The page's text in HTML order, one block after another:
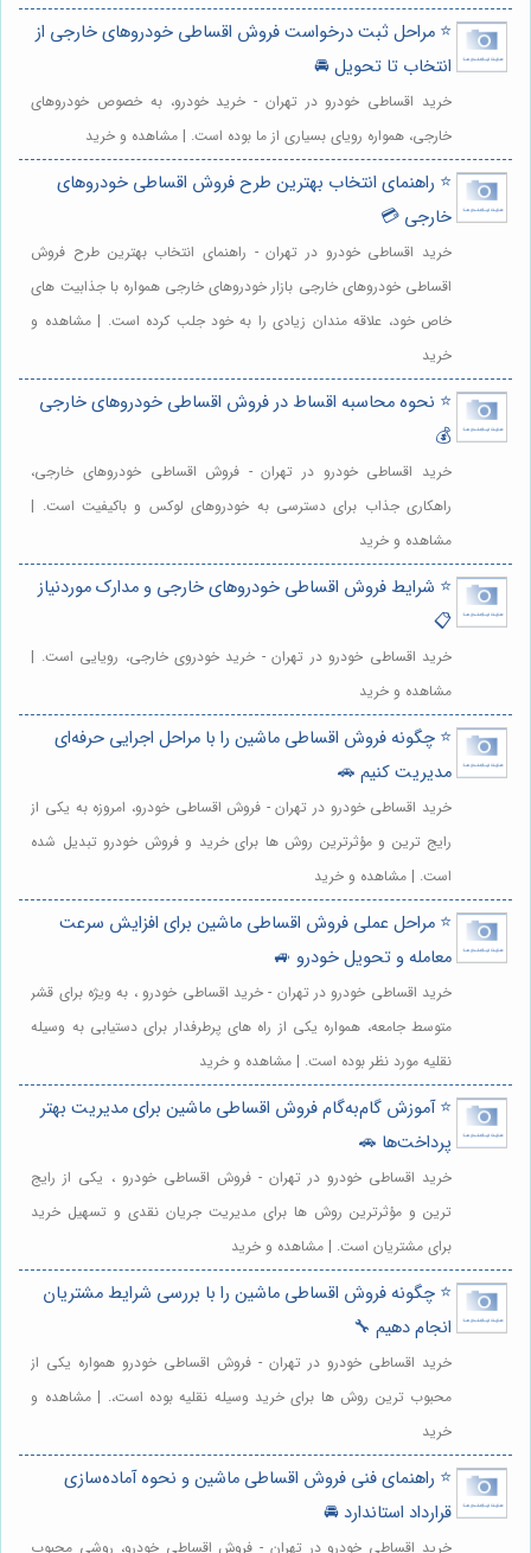
⭐️ مراحل ثبت درخواست فروش اقساطی خودروهای خارجی از
انتخاب تا تحویل 🚘
خرید اقساطی خودرو در تهران - خرید خودرو، به خصوص خودروهای
خارجی، همواره رویای بسیاری از ما بوده است. | مشاهده و خرید
⭐️ راهنمای انتخاب بهترین طرح فروش اقساطی خودروهای
خارجی 💳
خرید اقساطی خودرو در تهران - راهنمای انتخاب بهترین طرح فروش
اقساطی خودروهای خارجی بازار خودروهای خارجی همواره با جذابیت های
خاص خود، علاقه مندان زیادی را به خود جلب کرده است. | مشاهده و
خرید
⭐️ نحوه محاسبه اقساط در فروش اقساطی خودروهای خارجی
💰
خرید اقساطی خودرو در تهران - فروش اقساطی خودروهای خارجی،
راهکاری جذاب برای دسترسی به خودروهای لوکس و باکیفیت است. |
مشاهده و خرید
⭐️ شرایط فروش اقساطی خودروهای خارجی و مدارک موردنیاز
📋
خرید اقساطی خودرو در تهران - خرید خودروی خارجی، رویایی است. |
مشاهده و خرید
⭐️ چگونه فروش اقساطی ماشین را با مراحل اجرایی حرفه‌ای
مدیریت کنیم 🚗
خرید اقساطی خودرو در تهران - فروش اقساطی خودرو، امروزه به یکی از
رایج ترین و مؤثرترین روش ها برای خرید و فروش خودرو تبدیل شده
است. | مشاهده و خرید
⭐️ مراحل عملی فروش اقساطی ماشین برای افزایش سرعت
معامله و تحویل خودرو 🚙
خرید اقساطی خودرو در تهران - خرید اقساطی خودرو ، به ویژه برای قشر
متوسط جامعه، همواره یکی از راه های پرطرفدار برای دستیابی به وسیله
نقلیه مورد نظر بوده است. | مشاهده و خرید
⭐️ آموزش گام‌به‌گام فروش اقساطی ماشین برای مدیریت بهتر
پرداخت‌ها 🚗
خرید اقساطی خودرو در تهران - فروش اقساطی خودرو ، یکی از رایج
ترین و مؤثرترین روش ها برای مدیریت جریان نقدی و تسهیل خرید
برای مشتریان است. | مشاهده و خرید
⭐️ چگونه فروش اقساطی ماشین را با بررسی شرایط مشتریان
انجام دهیم 🔧
خرید اقساطی خودرو در تهران - فروش اقساطی خودرو همواره یکی از
محبوب ترین روش ها برای خرید وسیله نقلیه بوده است،. | مشاهده و
خرید
⭐️ راهنمای فنی فروش اقساطی ماشین و نحوه آماده‌سازی
قرارداد استاندارد 🚘
خرید اقساطی خودرو در تهران - فروش اقساطی خودرو، روشی محبوب